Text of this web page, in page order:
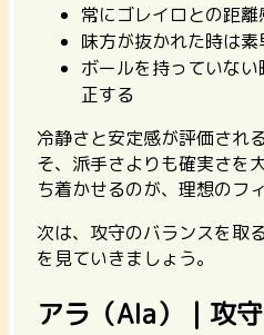
常にゴレイロとの距
味方が抜かれた時は
ボールを持っていな
正する
冷静さと安定感が評価され
そ、派手さよりも確実さを
ち着かせるのが、理想のフ
次は、攻守のバランスを取
を見ていきましょう。
アラ（Ala）｜攻